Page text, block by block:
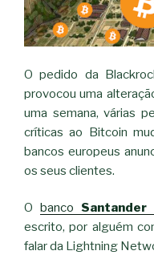
O pedido da
provocou uma
uma semana, várias
críticas ao Bitcoin
bancos europeus
os seus clientes.
O banco Santander
escrito, por alguém
falar da Lightning